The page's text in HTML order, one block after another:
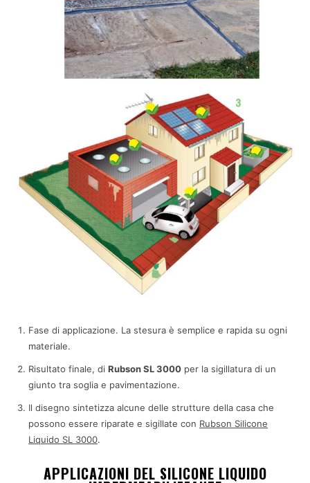
Fase di applicazione. La stesura è semplice e rapida su ogni
materiale.
Risultato finale, di Rubson SL 3000 per la sigillatura di un
giunto tra soglia e pavimentazione.
Il disegno sintetizza alcune delle strutture della casa che
possono essere riparate e sigillate con Rubson Silicone
Liquido SL 3000.
APPLICAZIONI DEL SILICONE LIQUIDO